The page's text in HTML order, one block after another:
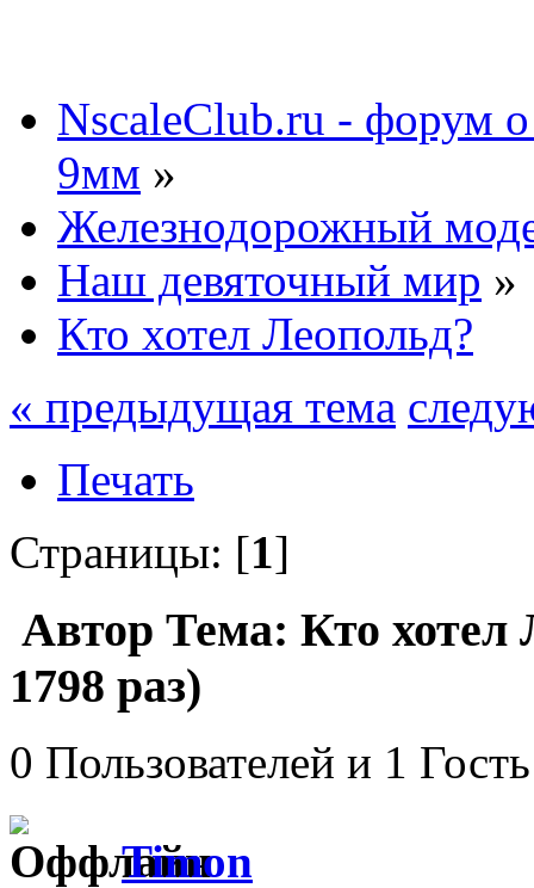
NscaleClub.ru - форум
9мм »
Железнодорожный
Наш девяточный мир »
Кто хотел Леопольд?
« предыдущая тема
Печать
Страницы: [1]
Автор Тема: Кто
1798 раз)
0 Пользователей и 1
Timon